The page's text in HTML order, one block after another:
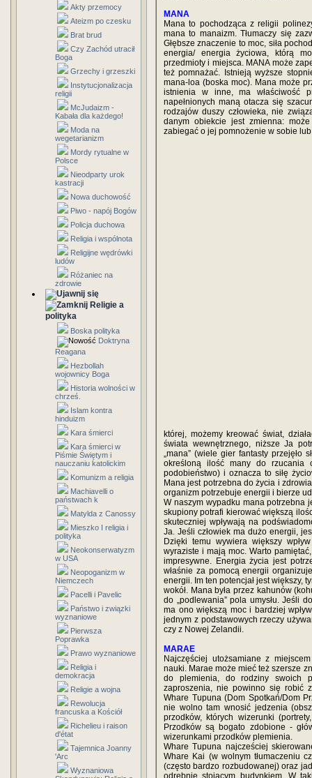
Akty przemocy
Ateizm po czesku
Brat brud
Czy Zachód utracił
Boga
Grzechy i grzeszki
Instytucjonalizacja
religii
McJudaizm -
Kabała dla każdego!
Moda na
wegetarianizm
Mordy rytualne w
Polsce
Nieodparty urok
kastracji
Nowa duchowość
Piwo - napój Bogów
Policja duchowa
Religia i wspólnota
Religijne wędrówki
ludów
Różaniec na
zdrowie
Religie a
polityka
Boska polityka
Doktryna
Reagana
Hezbollah
wojownicy Boga
Historia wolności w
chrześ.
Islam kontra
hinduizm
Kara śmierci
Kara śmierci w
Piśmie Świętym i
nauczaniu katolickim
Komunizm a religia
Machiavelli o
państwach k
Matylda z Canossy
Mieszko I religia i
polityka
Neokonserwatyzm
w USA
Neopoganizm w
Niemczech
Pacelli i Pavelic
Państwo i związki
wyznaniowe
Pierwsza
Poprawka
Prawo wyznaniowe
Religia i
demokracja
Religie a wojna
Rewolucja
francuska a Kościół
Richelieu i raison
d'état
Tajemnica Joanny
'Arc
Wyznaniowa
MANA
Mana to pochodząca z religii
mana to manaizm. Tłumaczy się
Głębsze znaczenie to moc, siła
energia/ energia życiowa, którą
przedmioty i miejsca. MANA może
też pomnażać. Istnieją wyższe
mana-loa (boska moc). Mana może
istnienia w inne, ma właściwość
napełnionych maną otacza się
rodzajów duszy człowieka, nie
danym obiekcie jest zmienna:
zabiegać o jej pomnożenie w sobie
której, możemy kreować świat,
świata wewnętrznego, niższe Ja
„mana” (wiele gier fantasty przejęło
określoną ilość many do rzucania
podobieństwo) i oznacza to siłę
Mana jest potrzebna do życia i
organizm potrzebuje energii i bierze
W naszym wypadku mana potrzebna
skupiony potrafi kierować większą
skuteczniej wpływają na
Ja. Jeśli człowiek ma dużo energii,
Dzięki temu wywiera większy
wyraziste i mają moc. Warto
impresywne. Energia życia jest
właśnie za pomocą energii
energii. Im ten potencjał jest większy,
wokół. Mana była przez kahunów
do „podlewania” pola umysłu. Jeśli
ma ono większą moc i bardziej
jednym z podstawowych rzeczy
czy z Nowej Zelandii.
MARAE
Najczęściej utożsamiane z
nauki. Marae może mieć też szersze
do plemienia, do rodziny swoich
zaproszenia, nie powinno się robić
Whare Tupuna (Dom Spotkań/Dom
nie wolno tam wnosić jedzenia
przodków, których wizerunki
Przodków są bogato zdobione -
wizerunkami przodków plemienia.
Whare Tupuna najcześciej
Whare Kai (w wolnym tłumaczeniu
(często bardzo rozbudowanej) oraz
odrębnie stojącym budynkiem. W